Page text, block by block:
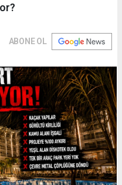
ABONE OL